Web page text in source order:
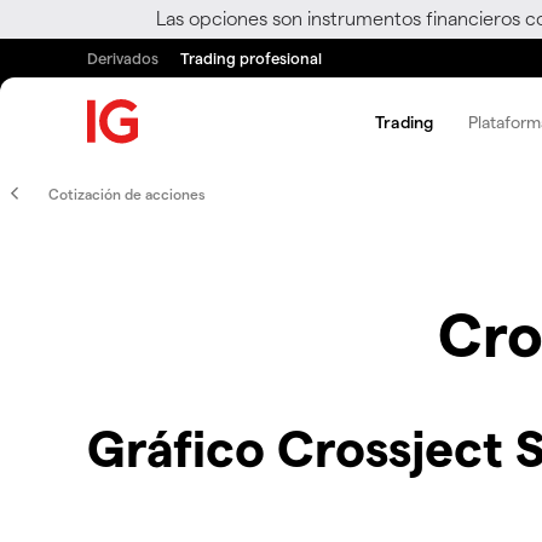
Las opciones son instrumentos financieros
Derivados Trading profesional
Trading
Cotización de acciones
Gráfico Crossject